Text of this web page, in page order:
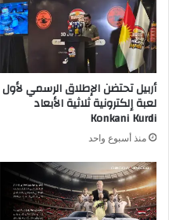
ل
ك
ر
و
ن
ي
أربيل تحتضن الإطلاق الرسمي لأول
لعبة إلكترونية ثلاثية الأبعاد
Konkani Kurdi
منذ أسبوع واحد